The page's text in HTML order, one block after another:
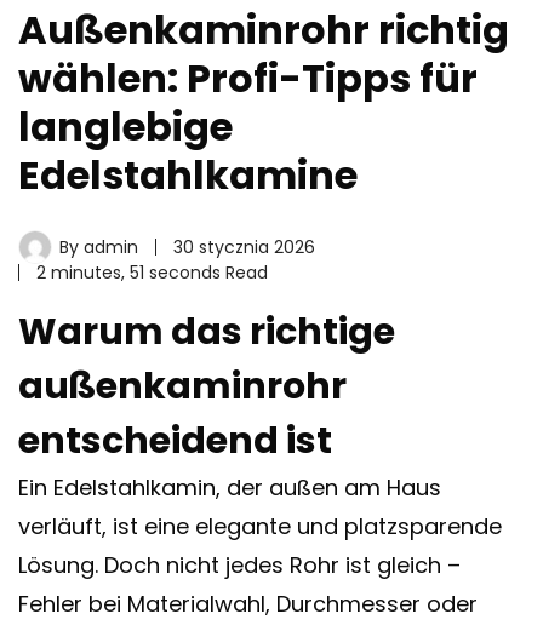
Außenkaminrohr richtig
wählen: Profi-Tipps für
langlebige
Edelstahlkamine
By admin
30 stycznia 2026
2 minutes, 51 seconds Read
Warum das richtige
außenkaminrohr
entscheidend ist
Ein Edelstahlkamin, der außen am Haus
verläuft, ist eine elegante und platzsparende
Lösung. Doch nicht jedes Rohr ist gleich –
Fehler bei Materialwahl, Durchmesser oder